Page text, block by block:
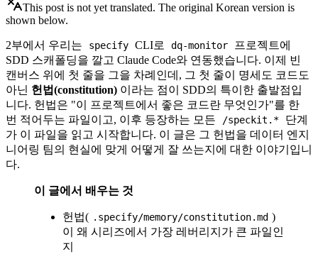
This post is not yet translated. The original Korean version is
shown below.
2부에서 우리는 specify CLI로 dq-monitor
프로젝트에
SDD 스캐폴딩을 깔고 Claude Code와 연동했습니다. 이제 빈
캔버스 위에 첫 줄을 그을 차례인데, 그 첫 줄이 명세도 코드도
아닌 헌법(constitution) 이라는 점이 SDD의 특이한 출발점입
니다. 헌법은 "이 프로젝트에서 좋은 코드란 무엇인가"를 한
번 적어두는 파일이고, 이후 등장하는 모든
/speckit.*
단계
가 이 파일을 읽고 시작합니다. 이 글은 그 헌법을 데이터 엔지
니어링 팀의 현실에 맞게 어떻게 잘 쓰는지에 대한 이야기입니
다.
이 글에서 배우는 것
헌법( .specify/memory/constitution.md )
이 왜 시리즈에서 가장 레버리지가 큰 파일인
지